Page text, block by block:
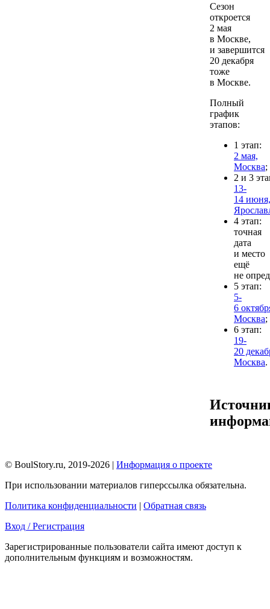
Сезон
откроется
2 мая
в Москве,
и завершится
20 декабря
тоже
в Москве.
Полный
график
этапов:
1 этап:
2 мая,
Москва;
2 и 3
13-
14 июня,
4 этап:
точная
дата
и место
ещё
не
5 этап:
5-
6
Москва;
6 этап:
19-
20
Москва.
© BoulStory.ru, 2019-2026 | Информация о проекте
При использовании материалов гиперссылка обязательна.
Политика конфиденциальности | Обратная связь
Вход / Регистрация
Зарегистрированные пользователи сайта имеют доступ к
дополнительным функциям и возможностям.